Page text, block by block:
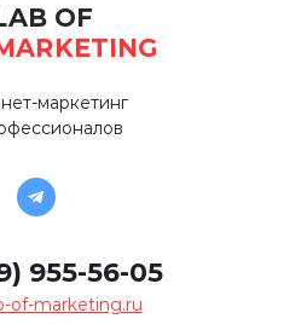
OF
маркетинг
955-56-05
of-marketing.ru